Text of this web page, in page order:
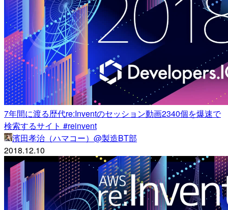
7年間に渡る歴代re:Inventのセッション動画2340個を爆速で
検索するサイト #reinvent
濱田孝治（ハマコー）@製造BT部
2018.12.10